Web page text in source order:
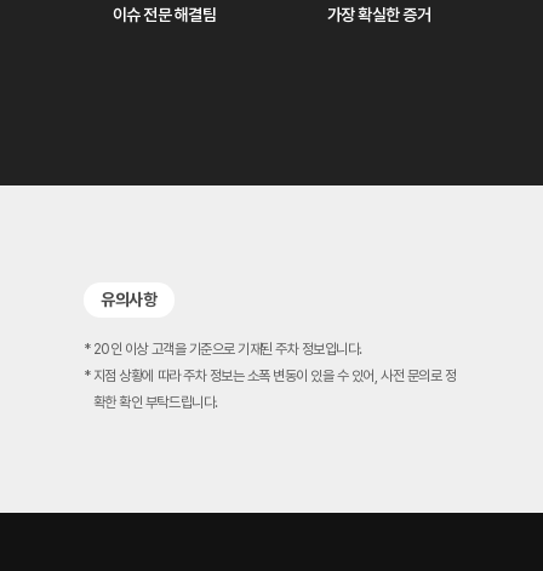
이슈 전문 해결팀
가장 확실한 증거
유의사항
* 20인 이상 고객을 기준으로 기재된 주차 정보입니다.
* 지점 상황에 따라 주차 정보는 소폭 변동이 있을 수 있어, 사전 문의로 정
확한 확인 부탁드립니다.